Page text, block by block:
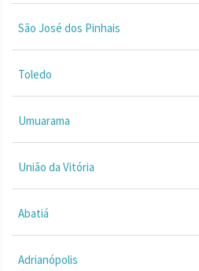
São José dos Pinhais
Toledo
Umuarama
União da Vitória
Abatiá
Adrianópolis